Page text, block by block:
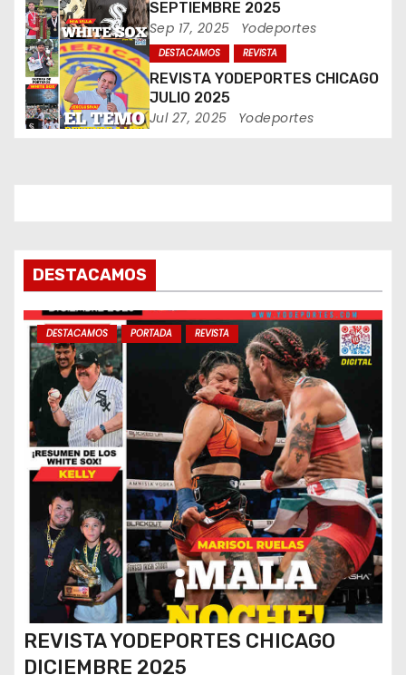
e
n
t
r
s
SEPTIEMBRE 2025
Sep 17, 2025 Yodeportes
DESTACAMOS REVISTA
REVISTA YODEPORTES CHICAGO
JULIO 2025
Jul 27, 2025 Yodeportes
DESTACAMOS
DESTACAMOS PORTADA REVISTA
REVISTA YODEPORTES CHICAGO
DICIEMBRE 2025